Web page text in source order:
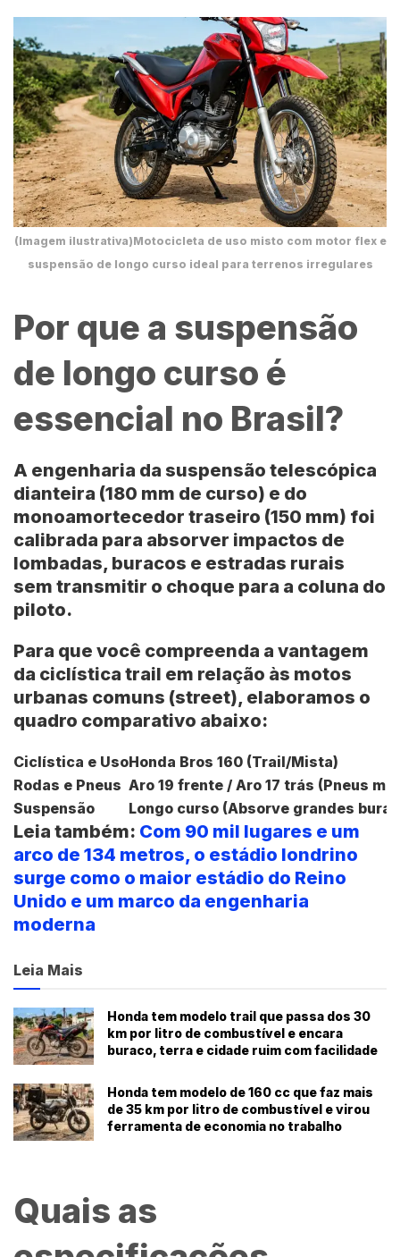
(Imagem ilustrativa)Motocicleta de uso misto com motor flex e
suspensão de longo curso ideal para terrenos irregulares
Por que a suspensão
de longo curso é
essencial no Brasil?
A engenharia da suspensão telescópica
dianteira (180 mm de curso) e do
monoamortecedor traseiro (150 mm) foi
calibrada para absorver impactos de
lombadas, buracos e estradas rurais
sem transmitir o choque para a coluna do
piloto.
Para que você compreenda a vantagem
da ciclística trail em relação às motos
urbanas comuns (street), elaboramos o
quadro comparativo abaixo:
Ciclística e UsoHonda Bros 160 (Trail/Mista)
Rodas e Pneus Aro 19 frente / Aro 17 trás (Pneus
Suspensão
Longo curso (Absorve grandes
Leia também: Com 90 mil lugares e um
arco de 134 metros, o estádio londrino
surge como o maior estádio do Reino
Unido e um marco da engenharia
moderna
Leia Mais
Honda tem modelo trail que passa dos 30
km por litro de combustível e encara
buraco, terra e cidade ruim com facilidade
Honda tem modelo de 160 cc que faz mais
de 35 km por litro de combustível e virou
ferramenta de economia no trabalho
Quais as